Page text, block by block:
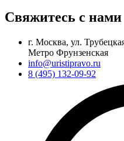
Свяжитесь с нами
г. Москва, ул.
Метро Фрунзенская
info@uristipravo.ru
8 (495) 132-09-92